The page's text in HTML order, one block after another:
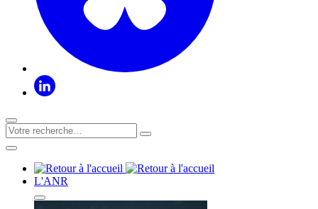
L'ANR